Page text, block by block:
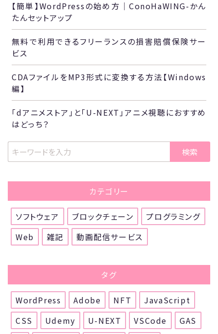
【簡単】WordPressの始め方｜ConoHaWING-かん
たんセットアップ
無料で利用できるフリーランスの損害賠償保険サー
ビス
CDAファイルをMP3形式に変換する方法【Windows
編】
「dアニメストア」と「U-NEXT」アニメ視聴におすすめ
はどっち？
検索
カテゴリー
ソフトウェア ブロックチェーン
プログラミング
Web
雑記 動画配信サービス
タグ
WordPress Adobe NFT
JavaScript
CSS
Udemy U-NEXT VSCode
GAS